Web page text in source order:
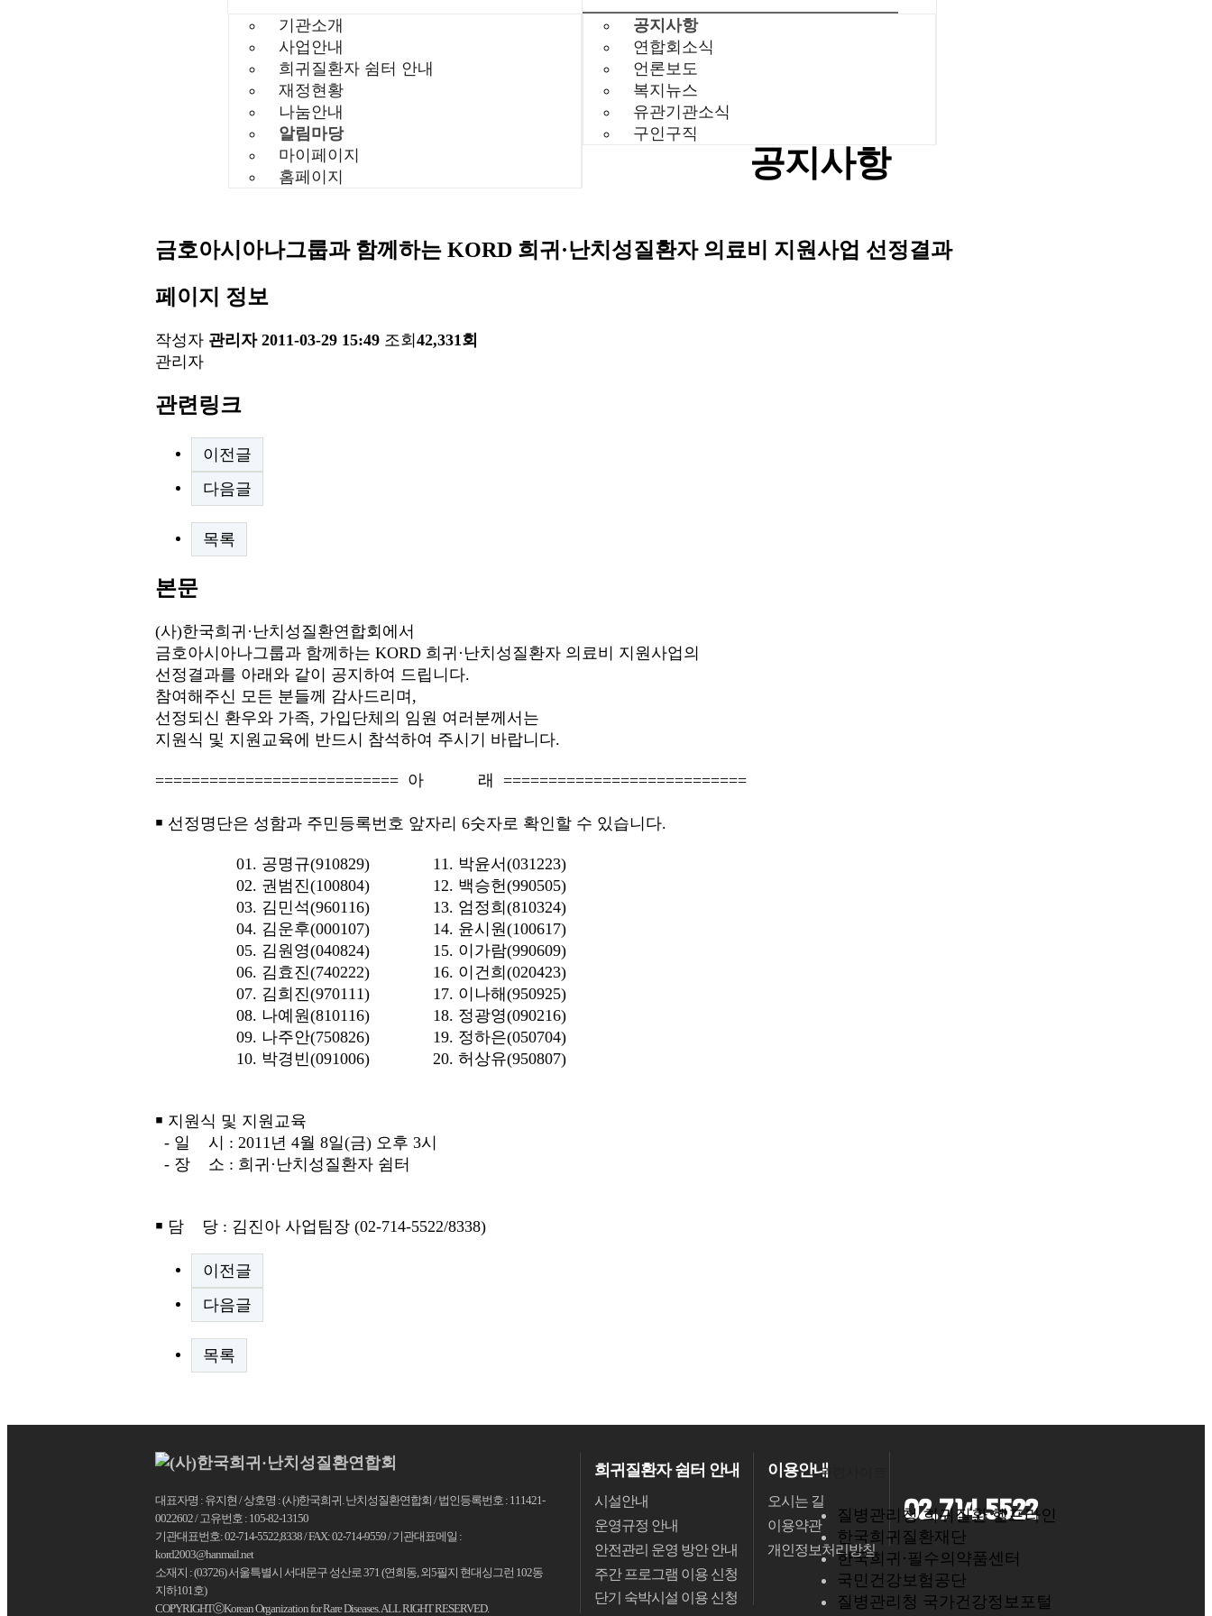
기관소개
사업안내
희귀질환자 쉼터 안내
재정현황
나눔안내
알림마당
마이페이지
홈페이지
공지사항
연합회소식
언론보도
복지뉴스
유관기관소식
구인구직
공지사항
금호아시아나그룹과 함께하는 KORD 희귀·난치성질환자 의료비 지원사업 선정결과
페이지 정보
작성자 관리자 2011-03-29 15:49 조회42,331회
관리자
관련링크
이전글
다음글
목록
본문
(사)한국희귀·난치성질환연합회에서
금호아시아나그룹과 함께하는 KORD 희귀·난치성질환자 의료비 지원사업의
선정결과를 아래와 같이 공지하여 드립니다.
참여해주신 모든 분들께 감사드리며,
선정되신 환우와 가족, 가입단체의 임원 여러분께서는
지원식 및 지원교육에 반드시 참석하여 주시기 바랍니다.
=========================== 아 래 ===========================
￭ 선정명단은 성함과 주민등록번호 앞자리 6숫자로 확인할 수 있습니다.
01. 공명규(910829) 11. 박윤서(031223)
02. 권범진(100804) 12. 백승헌(990505)
03. 김민석(960116) 13. 엄정희(810324)
04. 김운후(000107) 14. 윤시원(100617)
05. 김원영(040824) 15. 이가람(990609)
06. 김효진(740222) 16. 이건희(020423)
07. 김희진(970111) 17. 이나해(950925)
08. 나예원(810116) 18. 정광영(090216)
09. 나주안(750826) 19. 정하은(050704)
10. 박경빈(091006) 20. 허상유(950807)
￭ 지원식 및 지원교육
- 일 시 : 2011년 4월 8일(금) 오후 3시
- 장 소 : 희귀·난치성질환자 쉼터
￭ 담 당 : 김진아 사업팀장 (02-714-5522/8338)
이전글
다음글
목록
관련사이트
질병관리청 희귀질환 헬프라인
한국희귀질환재단
한국희귀·필수의약품센터
국민건강보험공단
질병관리청 국가건강정보포털
02.714.5522
이용안내
오시는 길
이용약관
개인정보처리방침
희귀질환자 쉼터 안내
시설안내
운영규정 안내
안전관리 운영 방안 안내
주간 프로그램 이용 신청
단기 숙박시설 이용 신청
대표자명 : 유지현 / 상호명 : (사)한국희귀. 난치성질환연합회 / 법인등록번호 : 111421-
0022602 / 고유번호 : 105-82-13150
기관대표번호: 02-714-5522,8338 / FAX: 02-714-9559 / 기관대표메일 :
kord2003@hanmail.net
소재지 : (03726) 서울특별시 서대문구 성산로 371 (연희동, 외5필지 현대싱그런 102동
지하101호)
COPYRIGHTⓒKorean Organization for Rare Diseases. ALL RIGHT RESERVED.